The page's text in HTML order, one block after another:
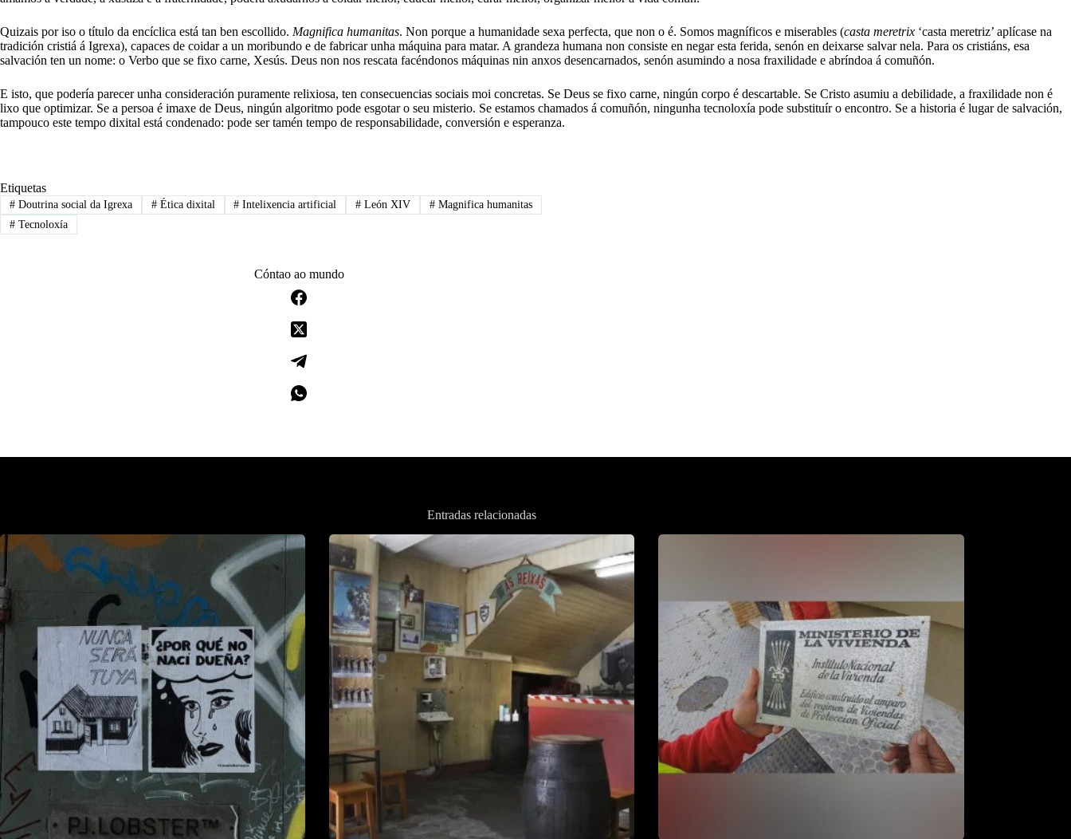
Quizais por iso o título da encíclica está tan ben escollido. Magnifica humanitas. Non porque a humanidade sexa perfecta, que non o é. Somos magníficos e miserables (casta meretrix ‘casta meretriz’ aplícase na
tradición cristiá á Igrexa), capaces de coidar a un moribundo e de fabricar unha máquina para matar. A grandeza humana non consiste en negar esta ferida, senón en deixarse salvar nela. Para os cristiáns, esa
salvación ten un nome: o Verbo que se fixo carne, Xesús. Deus non nos rescata facéndonos máquinas nin anxos desencarnados, senón asumindo a nosa fraxilidade e abríndoa á comuñón.
E isto, que podería parecer unha consideración puramente relixiosa, ten consecuencias sociais moi concretas. Se Deus se fixo carne, ningún corpo é descartable. Se Cristo asumiu a debilidade, a fraxilidade non é
lixo que optimizar. Se a persoa é imaxe de Deus, ningún algoritmo pode esgotar o seu misterio. Se estamos chamados á comuñón, ningunha tecnoloxía pode substituír o encontro. Se a historia é lugar de salvación,
tampouco este tempo dixital está condenado: pode ser tamén tempo de responsabilidade, conversión e esperanza.
Etiquetas
#Doutrina social da Igrexa #Ética dixital # Intelixencia artificial # León XIV # Magnifica humanitas
#Tecnoloxía
Cóntao ao mundo
Entradas relacionadas